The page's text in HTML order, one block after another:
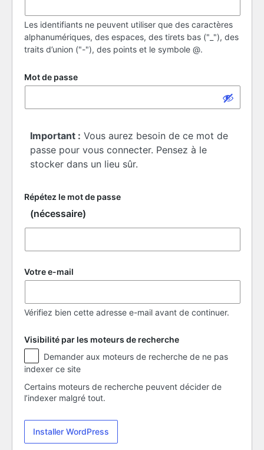
Les identifiants ne peuvent utiliser que des caractères
alphanumériques, des espaces, des tirets bas ("_"), des
traits d’union ("-"), des points et le symbole @.
Mot de passe
Important : Vous aurez besoin de ce mot de
passe pour vous connecter. Pensez à le
stocker dans un lieu sûr.
Répétez le mot de passe
(nécessaire)
Votre e-mail
Vérifiez bien cette adresse e-mail avant de continuer.
Visibilité par les moteurs de recherche
Visibilité
par
les
moteurs
de
indexer ce site
Certains moteurs de recherche peuvent décider de
l’indexer malgré tout.